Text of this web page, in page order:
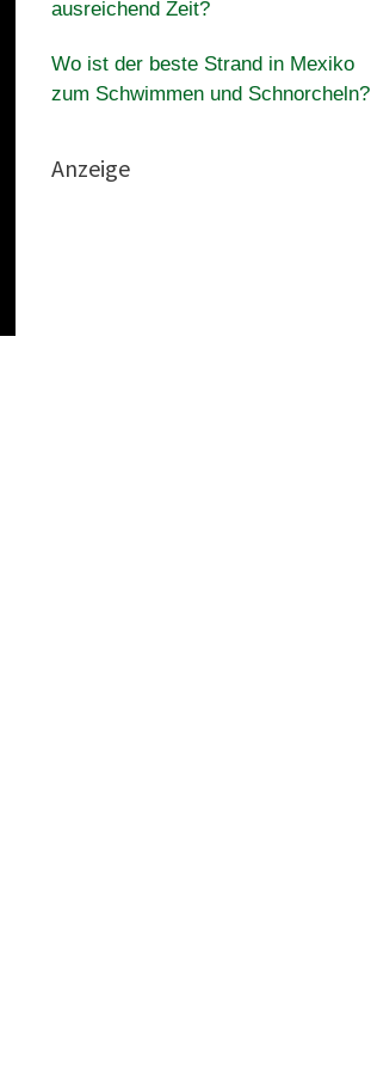
ausreichend Zeit?
Wo ist der beste Strand in Mexiko
zum Schwimmen und Schnorcheln?
Anzeige